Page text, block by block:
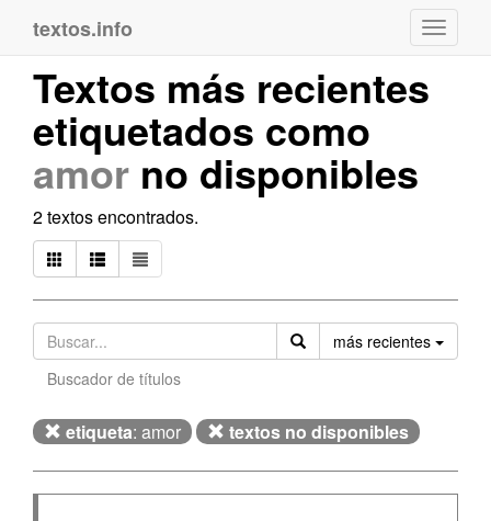
textos.info
Textos más recientes
etiquetados como
amor no disponibles
2 textos encontrados.
más recientes
Buscador de títulos
etiqueta: amor textos no disponibles